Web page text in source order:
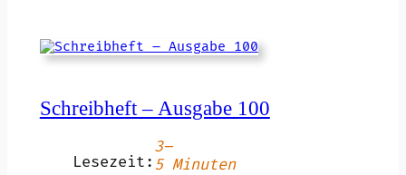
Schreibheft – Ausgabe 100
Lesezeit:
3–
5 Minuten